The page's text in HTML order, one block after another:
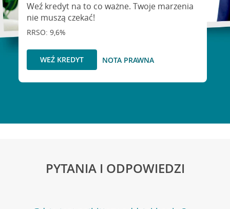
Weź kredyt na to co ważne. Twoje marzenia
nie muszą czekać!
RRSO: 9,6%
WEŹ KREDYT NOTA PRAWNA
PYTANIA I ODPOWIEDZI